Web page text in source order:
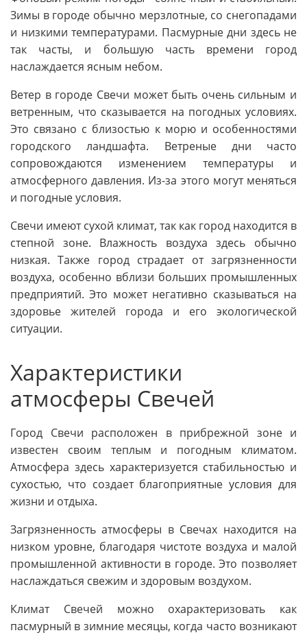
Зимы в городе обычно мерзлотные, со снегопадами
и низкими температурами. Пасмурные дни здесь не
так часты, и большую часть времени город
наслаждается ясным небом.
Ветер в городе Свечи может быть очень сильным и
ветренным, что сказывается на погодных условиях.
Это связано с близостью к морю и особенностями
городского ландшафта. Ветреные дни часто
сопровождаются изменением температуры и
атмосферного давления. Из-за этого могут меняться
и погодные условия.
Свечи имеют сухой климат, так как город находится в
степной зоне. Влажность воздуха здесь обычно
низкая. Также город страдает от загрязненности
воздуха, особенно вблизи больших промышленных
предприятий. Это может негативно сказываться на
здоровье жителей города и его экологической
ситуации.
Характеристики
атмосферы Свечей
Город Свечи расположен в прибрежной зоне и
известен своим теплым и погодным климатом.
Атмосфера здесь характеризуется стабильностью и
сухостью, что создает благоприятные условия для
жизни и отдыха.
Загрязненность атмосферы в Свечах находится на
низком уровне, благодаря чистоте воздуха и малой
промышленной активности в городе. Это позволяет
наслаждаться свежим и здоровым воздухом.
Климат Свечей можно охарактеризовать как
пасмурный в зимние месяцы, когда часто возникают